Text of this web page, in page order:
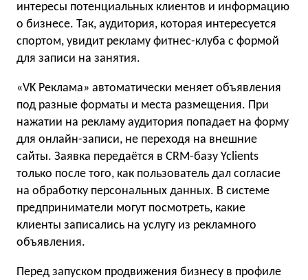
интересы потенциальных клиентов и информацию
о бизнесе. Так, аудитория, которая интересуется
спортом, увидит рекламу фитнес-клуба с формой
для записи на занятия.
«VK Реклама» автоматически меняет объявления
под разные форматы и места размещения. При
нажатии на рекламу аудитория попадает на форму
для онлайн-записи, не переходя на внешние
сайты. Заявка передаётся в CRM-базу Yclients
только после того, как пользователь дал согласие
на обработку персональных данных. В системе
предприниматели могут посмотреть, какие
клиенты записались на услугу из рекламного
объявления.
Перед запуском продвижения бизнесу в профиле